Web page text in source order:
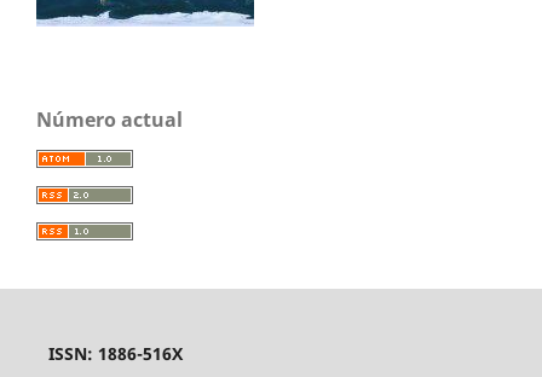
Número actual
ISSN: 1886-516X